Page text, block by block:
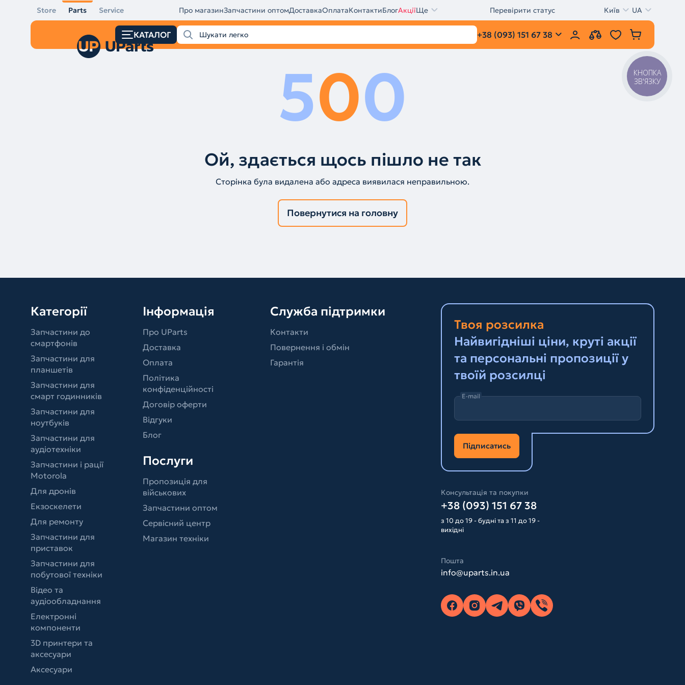
Store Parts Service Про магазинЗапчастини оптомДоставкаОплатаКонтактиБлогАкціїЩе Перевірити статус Київ UA
КАТАЛОГ +38 (093) 151 67 38
500
Ой, здається щось пішло не так
Сторінка була видалена або адреса виявилася неправильною.
Повернутися на головну
Категорії
Запчастини до
смартфонів
Запчастини для
планшетів
Запчастини для
смарт годинників
Запчастини для
ноутбуків
Запчастини для
аудіотехніки
Запчастини і рації
Motorola
Для дронів
Екзоскелети
Для ремонту
Запчастини для
приставок
Запчастини для
побутової техніки
Відео та
аудіообладнання
Електронні
компоненти
3D принтери та
аксесуари
Аксесуари
Інформація
Про UParts
Доставка
Оплата
Політика
конфіденційності
Договір оферти
Відгуки
Блог
Послуги
Пропозиція для
військових
Запчастини оптом
Сервісний центр
Магазин техніки
Служба підтримки
Контакти
Повернення і обмін
Гарантія
Твоя розсилка
Найвигідніші ціни, круті акції
та персональні пропозиції у
твоїй розсилці
E-mail
Підписатись
Консультація та покупки
+38 (093) 151 67 38
з 10 до 19 - будні та з 11 до 19 -
вихідні
Пошта
info@uparts.in.ua
КНОПКА
ЗВ'ЯЗКУ